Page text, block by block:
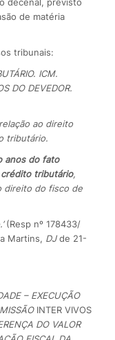
de matéria
tribunais:
ICM.
DO DEVEDOR.
ao direito
tributário.
anos do fato
tributário,
direito do fisco de
(Resp nº 178433/
Martins, DJde 21-
– EXECUÇÃO
INTER VIVOS
DO VALOR